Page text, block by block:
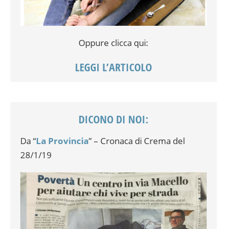
Oppure clicca qui:
LEGGI L’ARTICOLO
DICONO DI NOI:
Da “La Provincia” – Cronaca di Crema del
28/1/19